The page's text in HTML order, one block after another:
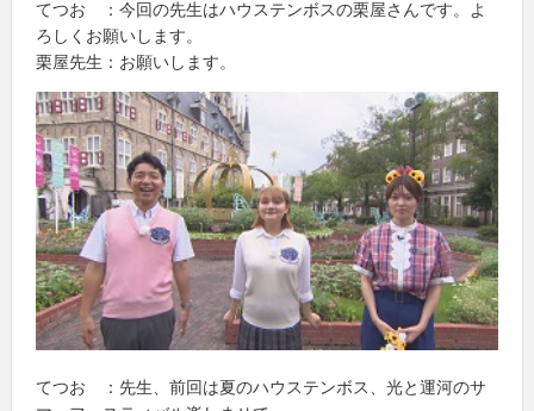
てつお ：今回の先生はハウステンボスの栗屋さんです。よ
ろしくお願いします。
栗屋先生：お願いします。
てつお ：先生、前回は夏のハウステンボス、光と運河のサ